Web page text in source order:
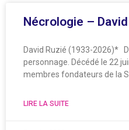
Nécrologie –
David Ruzié (1933-2026)*
personnage. Décédé le 22
membres fondateurs de la
LIRE LA SUITE